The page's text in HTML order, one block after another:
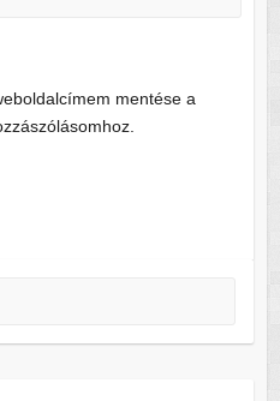
mentése a